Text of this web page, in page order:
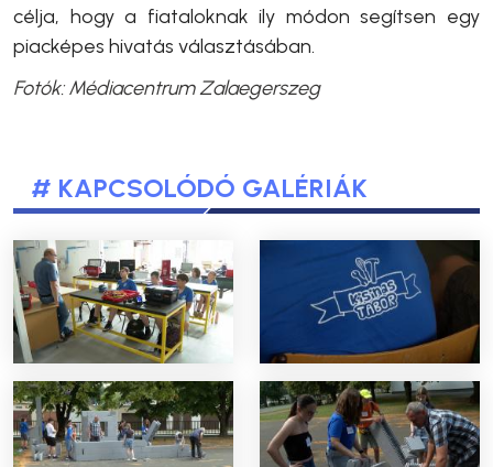
célja, hogy a fiataloknak ily módon segítsen egy
piacképes hivatás választásában.
Fotók: Médiacentrum Zalaegerszeg
# KAPCSOLÓDÓ GALÉRIÁK